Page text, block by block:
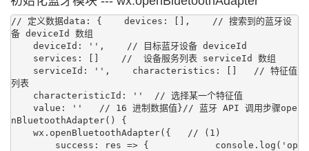
// 定义数据data: {    devices: [],    // 搜索到的蓝牙设
备 deviceId 数组
deviceId: '',    // 目标蓝牙设备 deviceId
services: []    //  设备服务列表 serviceId 数组
serviceId: '',    characteristics: []   // 特征值
列表
characteristicId: ''  // 选择某一个特征值
value: ''   // 16 进制数据值}// 蓝牙 API 调用步骤ope
nBluetoothAdapter() {
wx.openBluetoothAdapter({   // (1)
success: res => {            console.log('op